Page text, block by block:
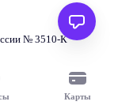
Карты
№ 3510‑К